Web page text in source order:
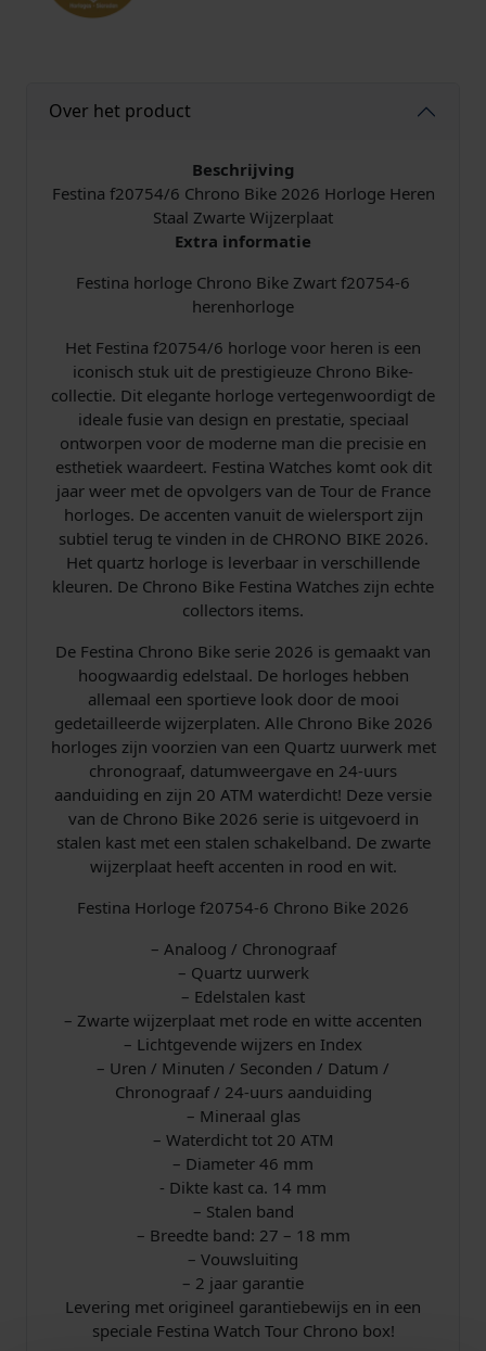
B
e
H
l
e
2
0
2
6
Z
w
a
r
t
a
t
Over het product
Beschrijving
Festina f20754/6 Chrono Bike 2026 Horloge Heren
Staal Zwarte Wijzerplaat
Extra informatie
Festina horloge Chrono Bike Zwart f20754-6
herenhorloge
Het Festina f20754/6 horloge voor heren is een
iconisch stuk uit de prestigieuze Chrono Bike-
collectie. Dit elegante horloge vertegenwoordigt de
ideale fusie van design en prestatie, speciaal
ontworpen voor de moderne man die precisie en
esthetiek waardeert. Festina Watches komt ook dit
jaar weer met de opvolgers van de Tour de France
horloges. De accenten vanuit de wielersport zijn
subtiel terug te vinden in de CHRONO BIKE 2026.
Het quartz horloge is leverbaar in verschillende
kleuren. De Chrono Bike Festina Watches zijn echte
collectors items.
De Festina Chrono Bike serie 2026 is gemaakt van
hoogwaardig edelstaal. De horloges hebben
allemaal een sportieve look door de mooi
gedetailleerde wijzerplaten. Alle Chrono Bike 2026
horloges zijn voorzien van een Quartz uurwerk met
chronograaf, datumweergave en 24-uurs
aanduiding en zijn 20 ATM waterdicht! Deze versie
van de Chrono Bike 2026 serie is uitgevoerd in
stalen kast met een stalen schakelband. De zwarte
wijzerplaat heeft accenten in rood en wit.
Festina Horloge f20754-6 Chrono Bike 2026
– Analoog / Chronograaf
– Quartz uurwerk
– Edelstalen kast
– Zwarte wijzerplaat met rode en witte accenten
– Lichtgevende wijzers en Index
– Uren / Minuten / Seconden / Datum /
Chronograaf / 24-uurs aanduiding
– Mineraal glas
– Waterdicht tot 20 ATM
– Diameter 46 mm
​- Dikte kast ca. 14 mm
– Stalen band
– Breedte band: 27 – 18 mm
– Vouwsluiting
– 2 jaar garantie
Levering met origineel garantiebewijs en in een
speciale Festina Watch Tour Chrono box!